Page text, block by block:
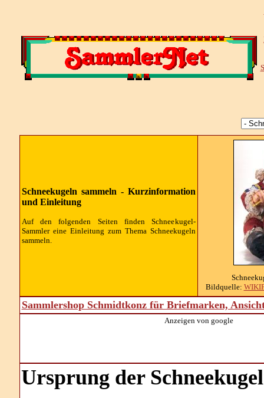
Schneekugeln sammeln - Kurzinformation
und Einleitung
Auf den folgenden Seiten finden Schneekugel-
Sammler eine Einleitung zum Thema Schneekugeln
sammeln.
Bildquelle:
Sammlershop Schmidtkonz für Briefmarken,
Anzeigen von google
Ursprung der